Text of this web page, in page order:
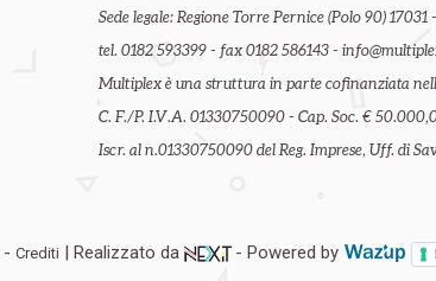
Sede legale: Regione Torre Pernice (Polo 90) 17031
tel. 0182 593399 - fax 0182 586143 -
Multiplex è una struttura in parte cofinanziata
C. F./P. I.V.A. 01330750090 - Cap. Soc. €
Iscr. al n.01330750090 del Reg. Imprese, Uff. di
-Crediti | Realizzato da - Powered by